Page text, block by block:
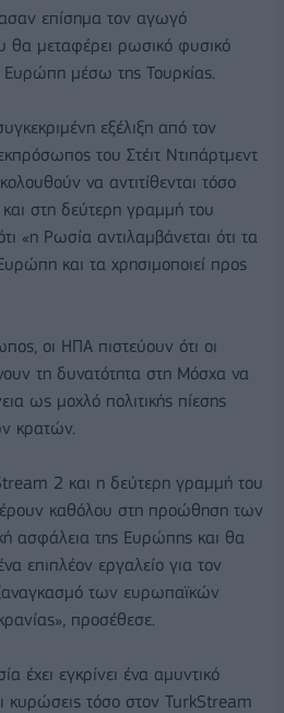
επίσημα τον αγωγό
θα μεταφέρει ρωσικό φυσικό
Ευρώπη μέσω της Τουρκίας.
εξέλιξη από τον
του Στέιτ Ντιπάρτμεντ
να αντιτίθενται τόσο
στη δεύτερη γραμμή του
«η Ρωσία αντιλαμβάνεται ότι τα
και τα χρησιμοποιεί προς
οι ΗΠΑ πιστεύουν ότι οι
τη δυνατότητα στη Μόσχα να
ως μοχλό πολιτικής πίεσης
κρατών.
2 και η δεύτερη γραμμή του
καθόλου στη προώθηση των
ασφάλεια της Ευρώπης και θα
επιπλέον εργαλείο για τον
των ευρωπαϊκών
προσέθεσε.
έχει εγκρίνει ένα αμυντικό
κυρώσεις τόσο στον TurkStream